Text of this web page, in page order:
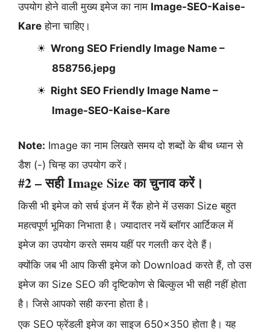
उपयोग होने वाली मुख्य इमेज का नाम Image-SEO-Kaise-
Kare होना चाहिए।
Wrong SEO Friendly Image Name –
858756.jepg
Right SEO Friendly Image Name –
Image-SEO-Kaise-Kare
Note: Image का नाम लिखते समय दो शब्दों के बीच ध्यान से
डैश (-) चिन्ह का उपयोग करें।
#2 – सही Image Size का चुनाव करें।
किसी भी इमेज को सर्च इंजन में रैंक होने में उसका Size बहुत
महत्वपूर्ण भूमिका निभाता है। ज्यादातर नयें ब्लॉगर आर्टिकल में
इमेज का उपयोग करते समय यहीं पर गलती कर देते हैं।
क्योंकि जब भी आप किसी इमेज को Download करते हैं, तो उस
इमेज का Size SEO की दृष्टिकोण से बिल्कुल भी सही नहीं होता
है। जिसे आपको सही करना होता है।
एक SEO फ्रेंडली इमेज का साइज 650×350 होता है। यह